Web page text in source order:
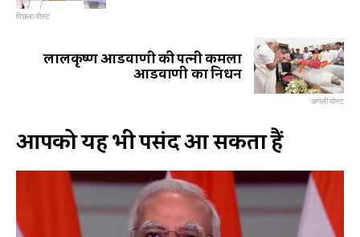
पिछला पोस्ट
लालकृष्ण आडवाणी की पत्नी कमला
आडवाणी का निधन
अगली पोस्ट
आपको यह भी पसंद आ सकता हैं